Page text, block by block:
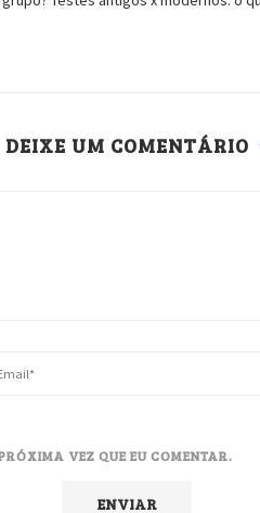
DEIXE UM COMENTÁRIO
VEZ QUE EU COMENTAR.